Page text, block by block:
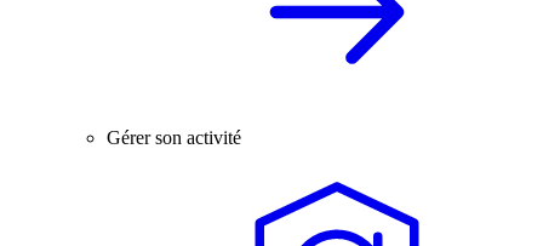
Gérer son activité